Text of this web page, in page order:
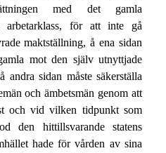
med det gamla
arbetarklass, för att inte gå
maktställning, å ena sidan
mot den själv utnyttjade
andra sidan måste säkerställa
och ämbetsmän genom att
och vid vilken tidpunkt som
den hittillsvarande statens
hade för vården av sina